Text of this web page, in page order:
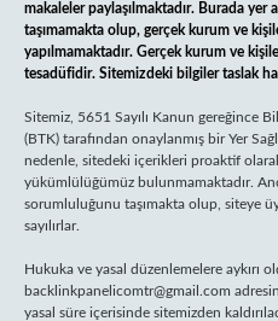
makaleler paylaşılmaktadır. Burada
taşımamakta olup, gerçek kurum ve
yapılmamaktadır. Gerçek kurum ve
tesadüfidir. Sitemizdeki bilgiler taslak
Sitemiz, 5651 Sayılı Kanun gereğince
(BTK) tarafından onaylanmış bir Yer
nedenle, sitedeki içerikleri proaktif
yükümlülüğümüz bulunmamaktadır.
sorumluluğunu taşımakta olup, siteye
sayılırlar.
Hukuka ve yasal düzenlemelere aykırı
backlinkpanelicomtr@gmail.com
yasal süre içerisinde sitemizden